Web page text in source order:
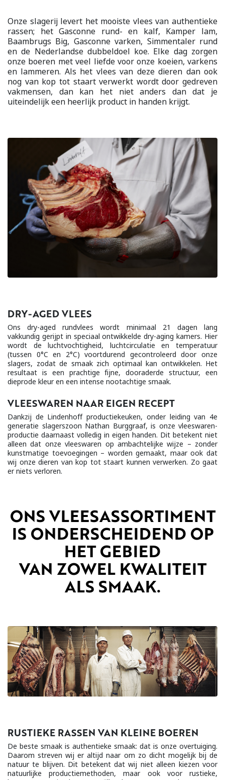
Onze slagerij levert het mooiste vlees van authentieke
rassen; het Gasconne rund- en kalf, Kamper lam,
Baambrugs Big, Gasconne varken, Simmentaler rund
en de Nederlandse dubbeldoel koe. Elke dag zorgen
onze boeren met veel liefde voor onze koeien, varkens
en lammeren. Als het vlees van deze dieren dan ook
nog van kop tot staart verwerkt wordt door gedreven
vakmensen, dan kan het niet anders dan dat je
uiteindelijk een heerlijk product in handen krijgt.
DRY-AGED VLEES
Ons dry-aged rundvlees wordt minimaal 21 dagen lang
vakkundig gerijpt in speciaal ontwikkelde dry-aging kamers. Hier
wordt de luchtvochtigheid, luchtcirculatie en temperatuur
(tussen 0°C en 2°C) voortdurend gecontroleerd door onze
slagers, zodat de smaak zich optimaal kan ontwikkelen. Het
resultaat is een prachtige fijne, dooraderde structuur, een
dieprode kleur en een intense nootachtige smaak.
VLEESWAREN NAAR EIGEN RECEPT
Dankzij de Lindenhoff productiekeuken, onder leiding van 4e
generatie slagerszoon Nathan Burggraaf, is onze vleeswaren-
productie daarnaast volledig in eigen handen. Dit betekent niet
alleen dat onze vleeswaren op ambachtelijke wijze – zonder
kunstmatige toevoegingen – worden gemaakt, maar ook dat
wij onze dieren van kop tot staart kunnen verwerken. Zo gaat
er niets verloren.
ONS VLEESASSORTIMENT
IS ONDERSCHEIDEND OP
HET GEBIED
VAN ZOWEL KWALITEIT
ALS SMAAK.
RUSTIEKE RASSEN VAN KLEINE BOEREN
De beste smaak is authentieke smaak: dat is onze overtuiging.
Daarom streven wij er altijd naar om zo dicht mogelijk bij de
natuur te blijven. Dit betekent dat wij niet alleen kiezen voor
natuurlijke productiemethoden, maar ook voor rustieke,